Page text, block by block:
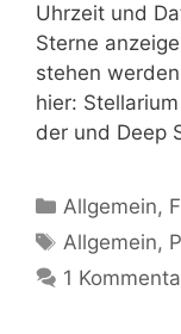
Uhr­zeit und
Ster­ne
ste­hen
hier:
der und Deep
Kategorien
Allgemein,
Allgemein,
1